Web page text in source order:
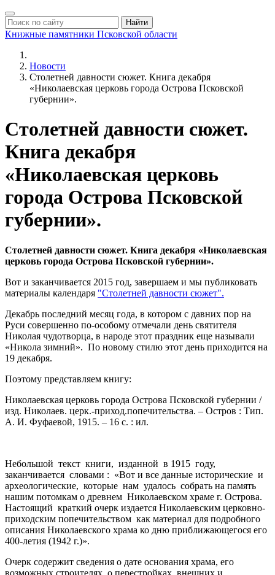
Найти
Книжные памятники Псковской области
Новости
Столетней давности сюжет. Книга декабря
«Николаевская церковь города Острова Псковской
губернии».
Столетней давности сюжет.
Книга декабря
«Николаевская церковь
города Острова Псковской
губернии».
Столетней давности сюжет. Книга декабря «Николаевская
церковь города Острова Псковской губернии».
Вот и заканчивается 2015 год, завершаем и мы публиковать
материалы календаря "Столетней давности сюжет".
Декабрь последний месяц года, в котором с давних пор на
Руси совершенно по-особому отмечали день святителя
Николая чудотворца, в народе этот праздник еще называли
«Никола зимний». По новому стилю этот день приходится на
19 декабря.
Поэтому представляем книгу:
Николаевская церковь города Острова Псковской губернии /
изд. Николаев. церк.-приход.попечительства. – Остров : Тип.
А. И. Фуфаевой, 1915. – 16 с. : ил.
Небольшой текст книги, изданной в 1915 году,
заканчивается словами : «Вот и все данные исторические и
археологические, которые нам удалось собрать на память
нашим потомкам о древнем Николаевском храме г. Острова.
Настоящий краткий очерк издается Николаевским церковно-
приходским попечительством как материал для подробного
описания Николаевского храма ко дню приближающегося его
400-летия (1942 г.)».
Очерк содержит сведения о дате основания храма, его
возможных строителях, о перестройках, внешних и